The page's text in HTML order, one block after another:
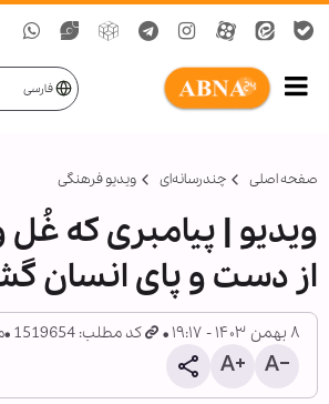
فارسی
صفحه اصلی چندرسانه‌ای ویدیو فرهنگی
ویدیو | پیامبری که غُل‌
از دست و پای انسان
۸ بهمن ۱۴۰۳ - ۱۹:۱۷ کد مطلب: 1519654